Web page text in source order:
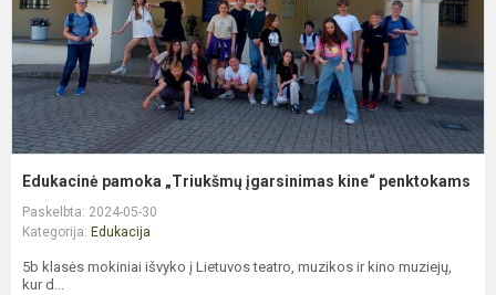
Edukacinė pamoka „Triukšmų įgarsinimas kine“ penktokams
Paskelbta: 2024-05-30
Kategorija: Edukacija
5b klasės mokiniai išvyko į Lietuvos teatro, muzikos ir kino muziejų,
kur d...